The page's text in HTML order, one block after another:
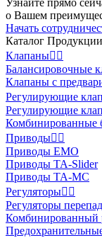
Узнайте прямо
о Вашем
Начать
Каталог Продукции
Клапаны 
Балансировочные
Клапаны с
Регулирующие
Регулирующие
Комбинированные
Приводы 
Приводы EMO
Приводы TA-Slider
Приводы TA-MC
Регуляторы 
Регуляторы
Комбинированный